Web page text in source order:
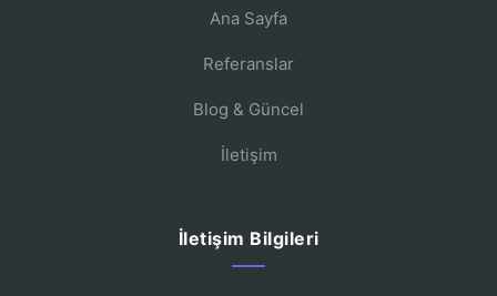
Ana Sayfa
Referanslar
Blog & Güncel
İletişim
İletişim Bilgileri